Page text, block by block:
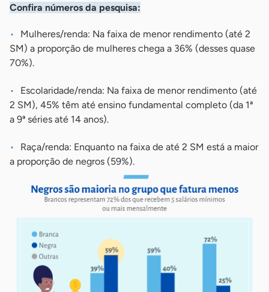
Confira números da pesquisa:
Mulheres/renda: Na faixa de menor rendimento (até 2
SM) a proporção de mulheres chega a 36% (desses quase
70%).
Escolaridade/renda: Na faixa de menor rendimento (até
2 SM), 45% têm até ensino fundamental completo (da 1ª
a 9ª séries até 14 anos).
Raça/renda: Enquanto na faixa de até 2 SM está a maior
a proporção de negros (59%).